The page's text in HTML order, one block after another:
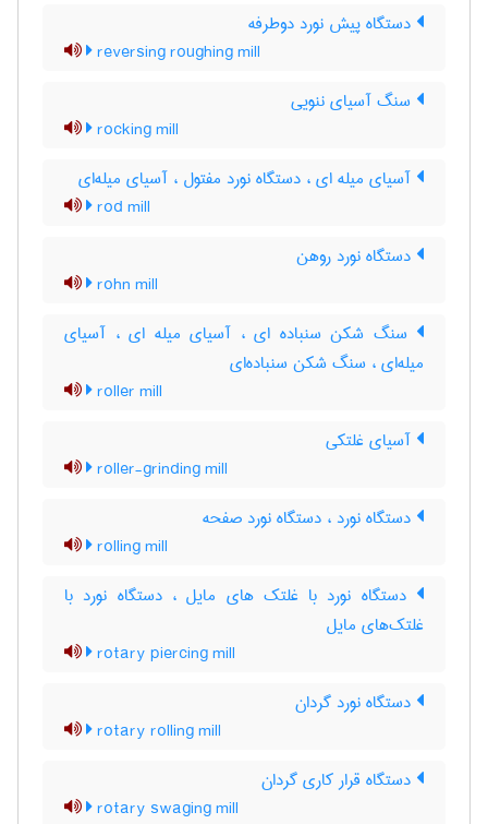
دستگاه پیش نورد دوطرفه
reversing roughing mill
سنگ آسیای ننویی
rocking mill
آسیای میله ای ، دستگاه نورد مفتول ، آسیای میله‌ای
rod mill
دستگاه نورد روهن
rohn mill
سنگ شکن سنباده ای ، آسیای میله ای ، آسیای
میله‌ای ، سنگ شکن سنباده‌ای
roller mill
آسیای غلتکی
roller-grinding mill
دستگاه نورد ، دستگاه نورد صفحه
rolling mill
دستگاه نورد با غلتک های مایل ، دستگاه نورد با
غلتک‌های مایل
rotary piercing mill
دستگاه نورد گردان
rotary rolling mill
دستگاه قرار کاری گردان
rotary swaging mill